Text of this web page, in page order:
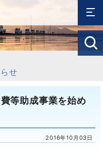
せ
等助成事業を始め
2016年10月03日